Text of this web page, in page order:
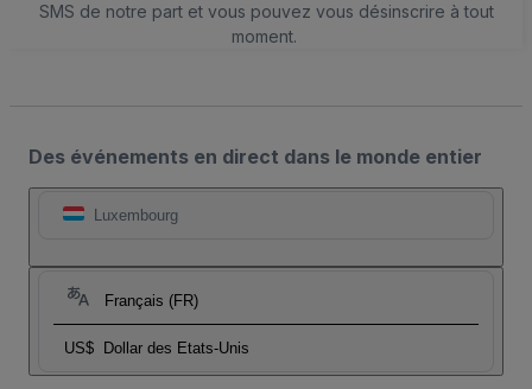
SMS de notre part et vous pouvez vous désinscrire à tout
moment.
Des événements en direct dans le monde entier
Luxembourg
Français (FR)
US$ Dollar des Etats-Unis